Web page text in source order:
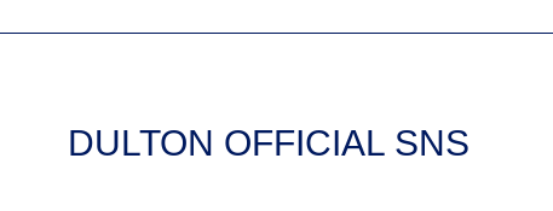
DULTON OFFICIAL SNS